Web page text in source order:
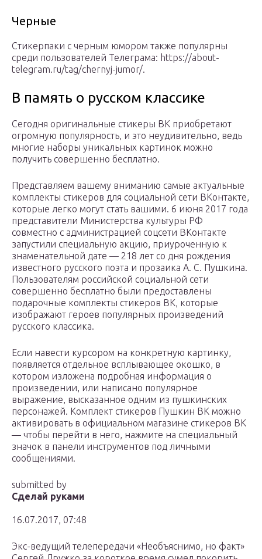
Черные
Стикерпаки с черным юмором также популярны
среди пользователей Телеграма: https://about-
telegram.ru/tag/chernyj-jumor/.
В память о русском классике
Сегодня оригинальные стикеры ВК приобретают
огромную популярность, и это неудивительно, ведь
многие наборы уникальных картинок можно
получить совершенно бесплатно.
Представляем вашему вниманию самые актуальные
комплекты стикеров для социальной сети ВКонтакте,
которые легко могут стать вашими. 6 июня 2017 года
представители Министерства культуры РФ
совместно с администрацией соцсети ВКонтакте
запустили специальную акцию, приуроченную к
знаменательной дате — 218 лет со дня рождения
известного русского поэта и прозаика А. С. Пушкина.
Пользователям российской социальной сети
совершенно бесплатно были предоставлены
подарочные комплекты стикеров ВК, которые
изображают героев популярных произведений
русского классика.
Если навести курсором на конкретную картинку,
появляется отдельное всплывающее окошко, в
котором изложена подробная информация о
произведении, или написано популярное
выражение, высказанное одним из пушкинских
персонажей. Комплект стикеров Пушкин ВК можно
активировать в официальном магазине стикеров ВК
— чтобы перейти в него, нажмите на специальный
значок в панели инструментов под личными
сообщениями.
submitted by
Сделай руками
16.07.2017, 07:48
Экс-ведущий телепередачи «Необъяснимо, но факт»